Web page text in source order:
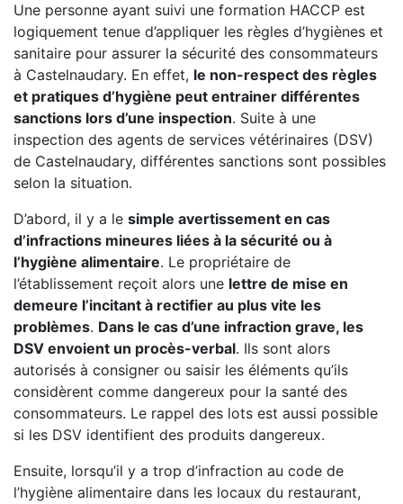
Une personne ayant suivi une formation HACCP est
logiquement tenue d’appliquer les règles d’hygiènes et
sanitaire pour assurer la sécurité des consommateurs
à Castelnaudary. En effet, le non-respect des règles
et pratiques d’hygiène peut entrainer différentes
sanctions lors d’une inspection. Suite à une
inspection des agents de services vétérinaires (DSV)
de Castelnaudary, différentes sanctions sont possibles
selon la situation.
D’abord, il y a le simple avertissement en cas
d’infractions mineures liées à la sécurité ou à
l’hygiène alimentaire. Le propriétaire de
l’établissement reçoit alors une lettre de mise en
demeure l’incitant à rectifier au plus vite les
problèmes. Dans le cas d’une infraction grave, les
DSV envoient un procès-verbal. Ils sont alors
autorisés à consigner ou saisir les éléments qu’ils
considèrent comme dangereux pour la santé des
consommateurs. Le rappel des lots est aussi possible
si les DSV identifient des produits dangereux.
Ensuite, lorsqu’il y a trop d’infraction au code de
l’hygiène alimentaire dans les locaux du restaurant,